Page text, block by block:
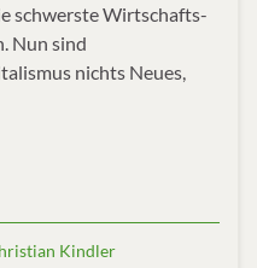
schwerste Wirtschafts-
Nun sind
nichts Neues,
Kindler